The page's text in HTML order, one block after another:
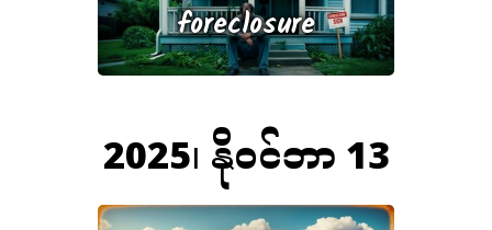
foreclosure
2025၊ နိုဝင်ဘာ 13